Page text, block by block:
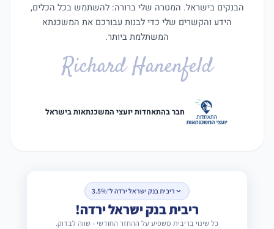
הבנקים בישראל. המטרה שלי ברורה: להשתמש בכל הכלים,
הידע והקשרים שלי כדי לבנות עבורכם את המשכנתא
המשתלמת ביותר.
Richard Hanenfeld
חבר בהתאחדות יועצי המשכנתאות בישראל
ריבית בנק ישראל ירדה ל־3.5%
ריבית בנק ישראל ירדה!
כל שינוי בריבית משפיע על ההחזר החודשי - שווה לבדוק.